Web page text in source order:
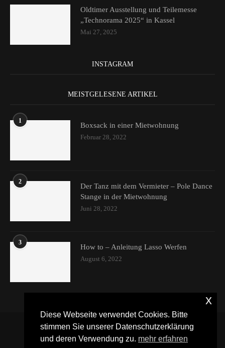
Oldtimer Ausstellung und Teilemesse
„Technorama 2025“ in Kassel
Mai 27, 2025
INSTAGRAM
MEISTGELESENE ARTIKEL
1
Boxsack in einer Mietwohnung
Februar 28, 2022
2
Der Tanz mit dem Vermieter – Pole Dance
Stange in der Mietwohnung
Juni 28, 2022
3
How to – Anleitung Lasso Werfen
August 6, 2022
Diese Webseite verwendet Cookies. Bitte
stimmen Sie unserer Datenschutzerklärung
und deren Verwendung zu. mehr erfahren
x